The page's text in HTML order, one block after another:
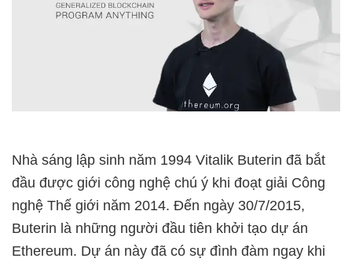
Nhà sáng lập sinh năm 1994 Vitalik Buterin đã bắt
đầu được giới công nghệ chú ý khi đoạt giải Công
nghệ Thế giới năm 2014. Đến ngày 30/7/2015,
Buterin là những người đầu tiên khởi tạo dự án
Ethereum. Dự án này đã có sự đình đàm ngay khi